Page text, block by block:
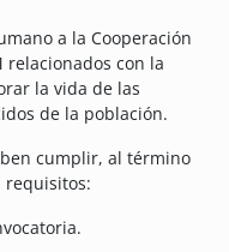
a la Cooperación
relacionados con la
la vida de las
de la población.
cumplir, al término
requisitos: